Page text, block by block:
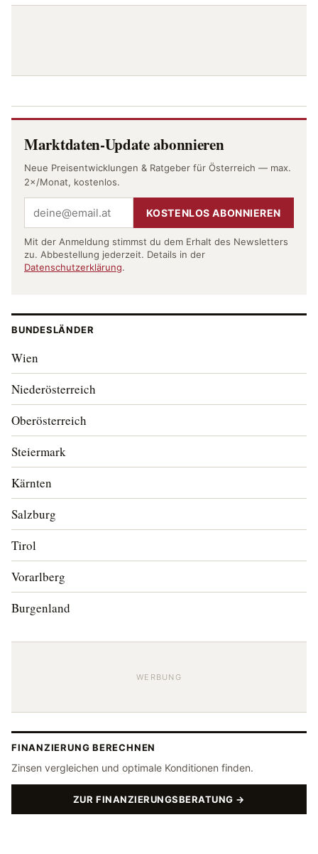
Marktdaten-Update abonnieren
Neue Preisentwicklungen & Ratgeber für Österreich — max.
2×/Monat, kostenlos.
KOSTENLOS ABONNIEREN
Mit der Anmeldung stimmst du dem Erhalt des Newsletters
zu. Abbestellung jederzeit. Details in der
Datenschutzerklärung.
BUNDESLÄNDER
Wien
Niederösterreich
Oberösterreich
Steiermark
Kärnten
Salzburg
Tirol
Vorarlberg
Burgenland
WERBUNG
FINANZIERUNG BERECHNEN
Zinsen vergleichen und optimale Konditionen finden.
ZUR FINANZIERUNGSBERATUNG →